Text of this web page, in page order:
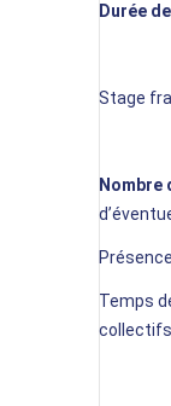
Durée
Stage
Nombre
Temps
collectifs